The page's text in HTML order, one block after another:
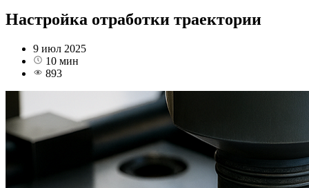
Настройка отработки траектории
9 июл 2025
10 мин
893